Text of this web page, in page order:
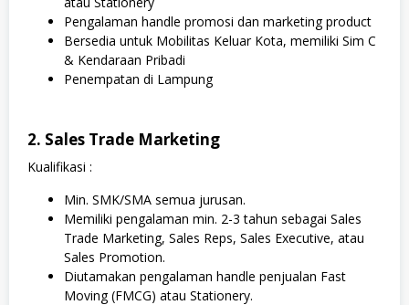
Pengalaman handle promosi dan marketing product
Bersedia untuk Mobilitas Keluar Kota, memiliki Sim C
& Kendaraan Pribadi
Penempatan di Lampung
2. Sales Trade Marketing
Kualifikasi :
Min. SMK/SMA semua jurusan.
Memiliki pengalaman min. 2-3 tahun sebagai Sales
Trade Marketing, Sales Reps, Sales Executive, atau
Sales Promotion.
Diutamakan pengalaman handle penjualan Fast
Moving (FMCG) atau Stationery.